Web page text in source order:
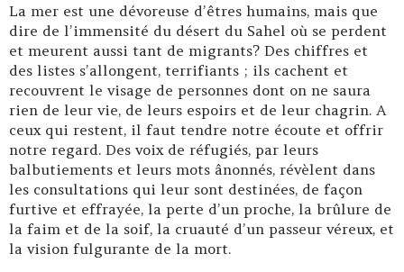
La mer est une dévoreuse d’êtres humains, mais que
dire de l’immensité du désert du Sahel où se perdent
et meurent aussi tant de migrants? Des chiffres et
des listes s’allongent, terrifiants ; ils cachent et
recouvrent le visage de personnes dont on ne saura
rien de leur vie, de leurs espoirs et de leur chagrin. A
ceux qui restent, il faut tendre notre écoute et offrir
notre regard. Des voix de réfugiés, par leurs
balbutiements et leurs mots ânonnés, révèlent dans
les consultations qui leur sont destinées, de façon
furtive et effrayée, la perte d’un proche, la brûlure de
la faim et de la soif, la cruauté d’un passeur véreux, et
la vision fulgurante de la mort.